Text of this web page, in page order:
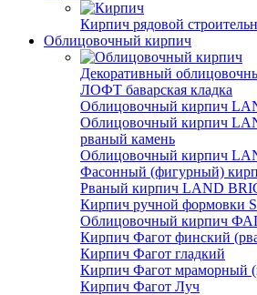
Кирпич рядовой
Облицовочный кирпич
Декоративный
ЛОФТ баварская кладка
Облицовочный кирпич
Облицовочный кирпич
рваный камень
Облицовочный кирпич
Фасонный (фигурный)
Рваный кирпич LAND
Кирпич ручной формовки
Облицовочный кирпич
Кирпич Фагот финский
Кирпич Фагот гладкий
Кирпич Фагот мраморный
Кирпич Фагот Луч